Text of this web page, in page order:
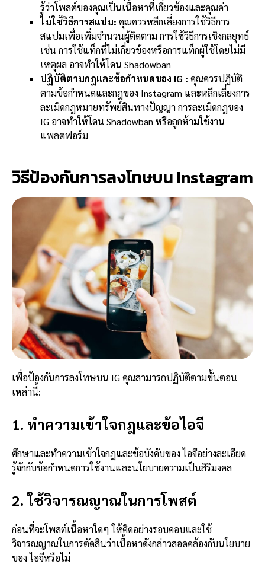
รู้ว่าโพสต์ของคุณเป็นเนื้อหาที่เกี่ยวข้องและคุณค่า
ไม่ใช้วิธีการสแปม: คุณควรหลีกเลี่ยงการใช้วิธีการ
สแปมเพื่อเพิ่มจำนวนผู้ติดตาม การใช้วิธีการเชิงกลยุทธ์
เช่น การใช้แท็กที่ไม่เกี่ยวข้องหรือการแท็กผู้ใช้โดยไม่มี
เหตุผล อาจทำให้โดน Shadowban
ปฏิบัติตามกฎและข้อกำหนดของ IG : คุณควรปฏิบัติ
ตามข้อกำหนดและกฎของ Instagram และหลีกเลี่ยงการ
ละเมิดกฎหมายทรัพย์สินทางปัญญา การละเมิดกฎของ
IG อาจทำให้โดน Shadowban หรือถูกห้ามใช้งาน
แพลตฟอร์ม
วิธีป้องกันการลงโทษบน Instagram
เพื่อป้องกันการลงโทษบน IG คุณสามารถปฏิบัติตามขั้นตอน
เหล่านี้:
1. ทำความเข้าใจกฎและข้อไอจี
ศึกษาและทำความเข้าใจกฎและข้อบังคับของ ไอจีอย่างละเอียด
รู้จักกับข้อกำหนดการใช้งานและนโยบายความเป็นสิริมงคล
2. ใช้วิจารณญาณในการโพสต์
ก่อนที่จะโพสต์เนื้อหาใดๆ ให้คิดอย่างรอบคอบและใช้
วิจารณญาณในการตัดสินว่าเนื้อหาดังกล่าวสอดคล้องกับนโยบาย
ของ ไอจีหรือไม่